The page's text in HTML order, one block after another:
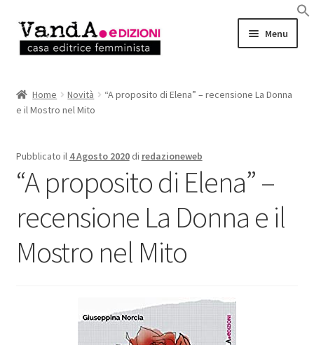
Vai
alla
Vai
al
Menu
EBOOK
AUTRICI e AUTORI
EVENTI
RASSEGNA STAMPA
CHI SIAMO
Home Novità
“A proposito di Elena” – recensione La Donna
e il Mostro nel Mito
Pubblicato il 4 Agosto 2020 di redazioneweb
“A proposito di Elena” –
recensione La Donna e il
Mostro nel Mito